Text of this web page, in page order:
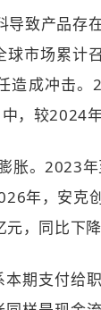
致产品存
市场累计
造成冲击
，较2024年
胀。2023
年，安克
，同比下降
期支付给